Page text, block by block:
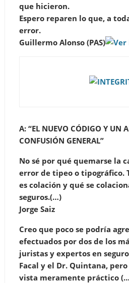
que hicieron.
Espero reparen lo que, a
error.
Guillermo Alonso (PAS)
A: “EL NUEVO CÓDIGO Y UN
CONFUSIÓN GENERAL”
No sé por qué quemarse la
error de tipeo o tipográfico.
es colación y qué se
seguros.(…)
Jorge Saiz
Creo que poco se podría
efectuados por dos de los
juristas y expertos en
Facal y el Dr. Quintana,
vista meramente práctico